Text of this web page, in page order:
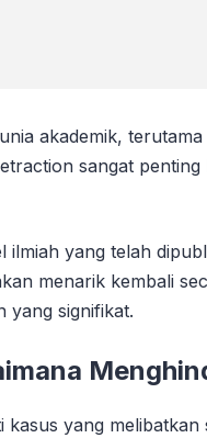
akademik,
sangat
yang telah
menarik kembali
yang signifikat.
yang melibatkan